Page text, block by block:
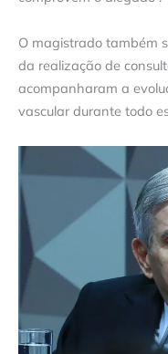
O magistrado também
da realização de
acompanharam a
vascular durante todo